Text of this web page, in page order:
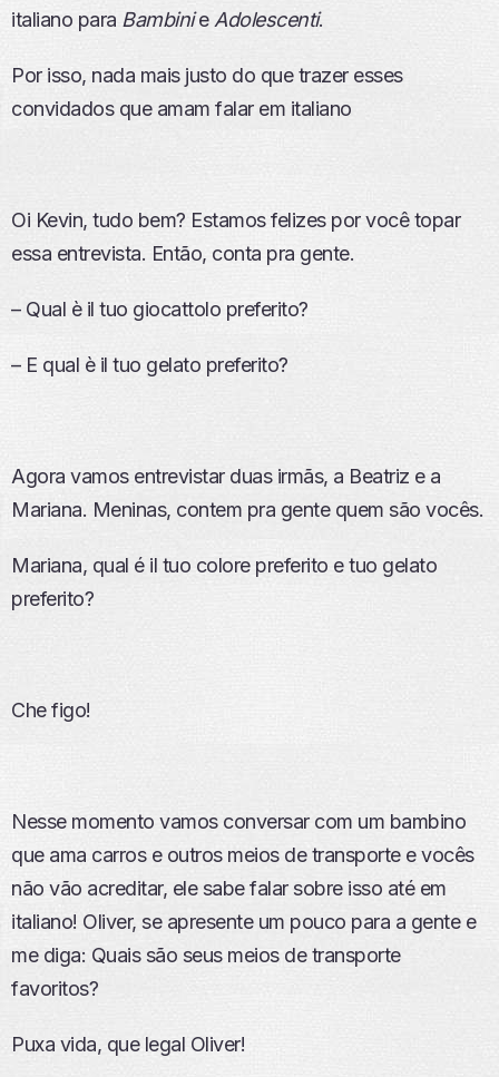
italiano para BambinieAdolescenti.
Por isso, nada mais justo do que trazer esses
convidados que amam falar em italiano
Oi Kevin, tudo bem? Estamos felizes por você topar
essa entrevista. Então, conta pra gente.
– Qual è il tuo giocattolo preferito?
– E qual è il tuo gelato preferito?
Agora vamos entrevistar duas irmãs, a Beatriz e a
Mariana. Meninas, contem pra gente quem são vocês.
Mariana, qual é il tuo colore preferito e tuo gelato
preferito?
Che figo!
Nesse momento vamos conversar com um bambino
que ama carros e outros meios de transporte e vocês
não vão acreditar, ele sabe falar sobre isso até em
italiano! Oliver, se apresente um pouco para a gente e
me diga: Quais são seus meios de transporte
favoritos?
Puxa vida, que legal Oliver!